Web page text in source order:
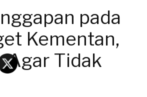
pada
Kementan,
Agar Tidak